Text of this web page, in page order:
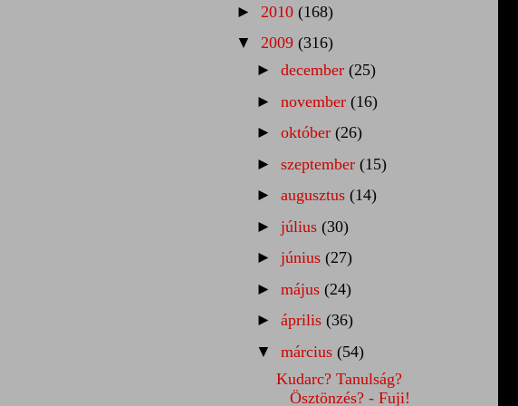
► 2010 (168)
▼ 2009 (316)
► december (25)
► november (16)
► október (26)
► szeptember (15)
► augusztus (14)
► július (30)
► június (27)
► május (24)
► április (36)
▼ március (54)
Kudarc? Tanulság?
Ösztönzés? - Fuji!